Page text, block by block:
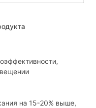
на 15-20% выше,